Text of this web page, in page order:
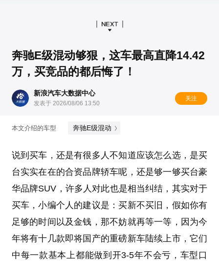
奔驰E级混动够狠，这车最高直降14.42
万，买竞品的都后悔了！
新浪汽车大数据中心
发表于 2026/08/06 13:50
关注
本文介绍的车型 奔驰E级混动
说到买车，还是有很多人不知道应该怎么选，是买
台实实在在的合资品牌轿车呢，还是够一够买台豪
华品牌SUV，许多人对此也是相当纠结，其实对于
买车，小编个人的建议是：买新不买旧，假如你有
足够的时间以及金钱，那不妨就再等一等，因为今
年将有十几款即将国产的重磅新车陆续上市，它们
中每一款基本上都能做到开3-5年不会亏，车型口